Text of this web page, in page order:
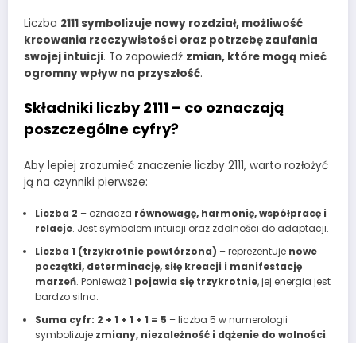
Liczba 2111 symbolizuje nowy rozdział, możliwość
kreowania rzeczywistości oraz potrzebę zaufania
swojej intuicji. To zapowiedź zmian, które mogą mieć
ogromny wpływ na przyszłość.
Składniki liczby 2111 – co oznaczają
poszczególne cyfry?
Aby lepiej zrozumieć znaczenie liczby 2111, warto rozłożyć
ją na czynniki pierwsze:
Liczba 2 – oznacza równowagę, harmonię, współpracę i
relacje. Jest symbolem intuicji oraz zdolności do adaptacji.
Liczba 1 (trzykrotnie powtórzona) – reprezentuje nowe
początki, determinację, siłę kreacji i manifestację
marzeń. Ponieważ1 pojawia się trzykrotnie, jej energia jest
bardzo silna.
Suma cyfr: 2 + 1 + 1 + 1 = 5 – liczba 5 w numerologii
symbolizuje zmiany, niezależność i dążenie do wolności.